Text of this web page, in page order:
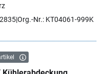
Org.-Nr.: KT04061-999K